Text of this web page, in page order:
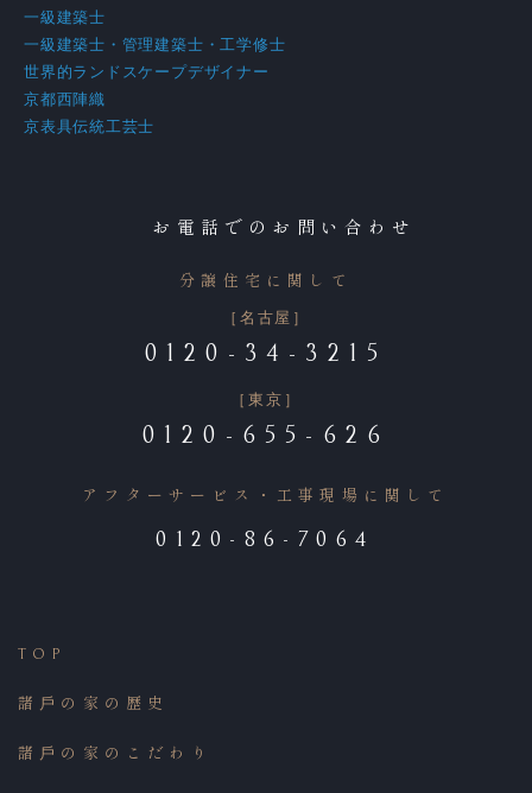
一級建築士
一級建築士・管理建築士・工学修士
世界的ランドスケープデザイナー
京都西陣織
京表具伝統工芸士
お電話でのお問い合わせ
分譲住宅に関して
［名古屋］
0120-34-3215
［東京］
0120-655-626
アフターサービス・工事現場に関して
0120-86-7064
TOP
諸⼾の家の歴史
諸⼾の家のこだわり